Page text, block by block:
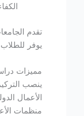
تقدم
يوفر
مميزات
ينصب
الأعمال
منظمات